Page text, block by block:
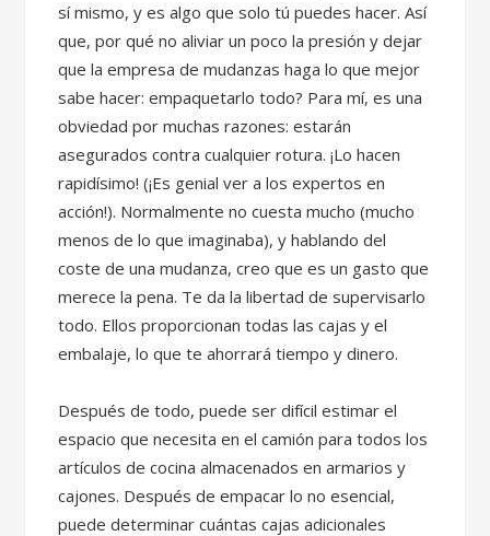
sí mismo, y es algo que solo tú puedes hacer. Así
que, por qué no aliviar un poco la presión y dejar
que la empresa de mudanzas haga lo que mejor
sabe hacer: empaquetarlo todo? Para mí, es una
obviedad por muchas razones: estarán
asegurados contra cualquier rotura. ¡Lo hacen
rapidísimo! (¡Es genial ver a los expertos en
acción!). Normalmente no cuesta mucho (mucho
menos de lo que imaginaba), y hablando del
coste de una mudanza, creo que es un gasto que
merece la pena. Te da la libertad de supervisarlo
todo. Ellos proporcionan todas las cajas y el
embalaje, lo que te ahorrará tiempo y dinero.
Después de todo, puede ser difícil estimar el
espacio que necesita en el camión para todos los
artículos de cocina almacenados en armarios y
cajones. Después de empacar lo no esencial,
puede determinar cuántas cajas adicionales